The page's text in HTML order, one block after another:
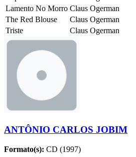
Lamento No Morro Claus Ogerman
The Red Blouse
Claus Ogerman
Triste
Claus Ogerman
ANTÔNIO CARLOS JOBIM
Formato(s): CD (1997)